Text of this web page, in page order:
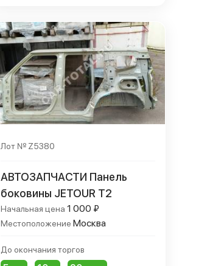
Лот № Z5380
АВТОЗАПЧАСТИ Панель
боковины JETOUR T2
Начальная цена 1 000 ₽
Местоположение Москва
До окончания торгов